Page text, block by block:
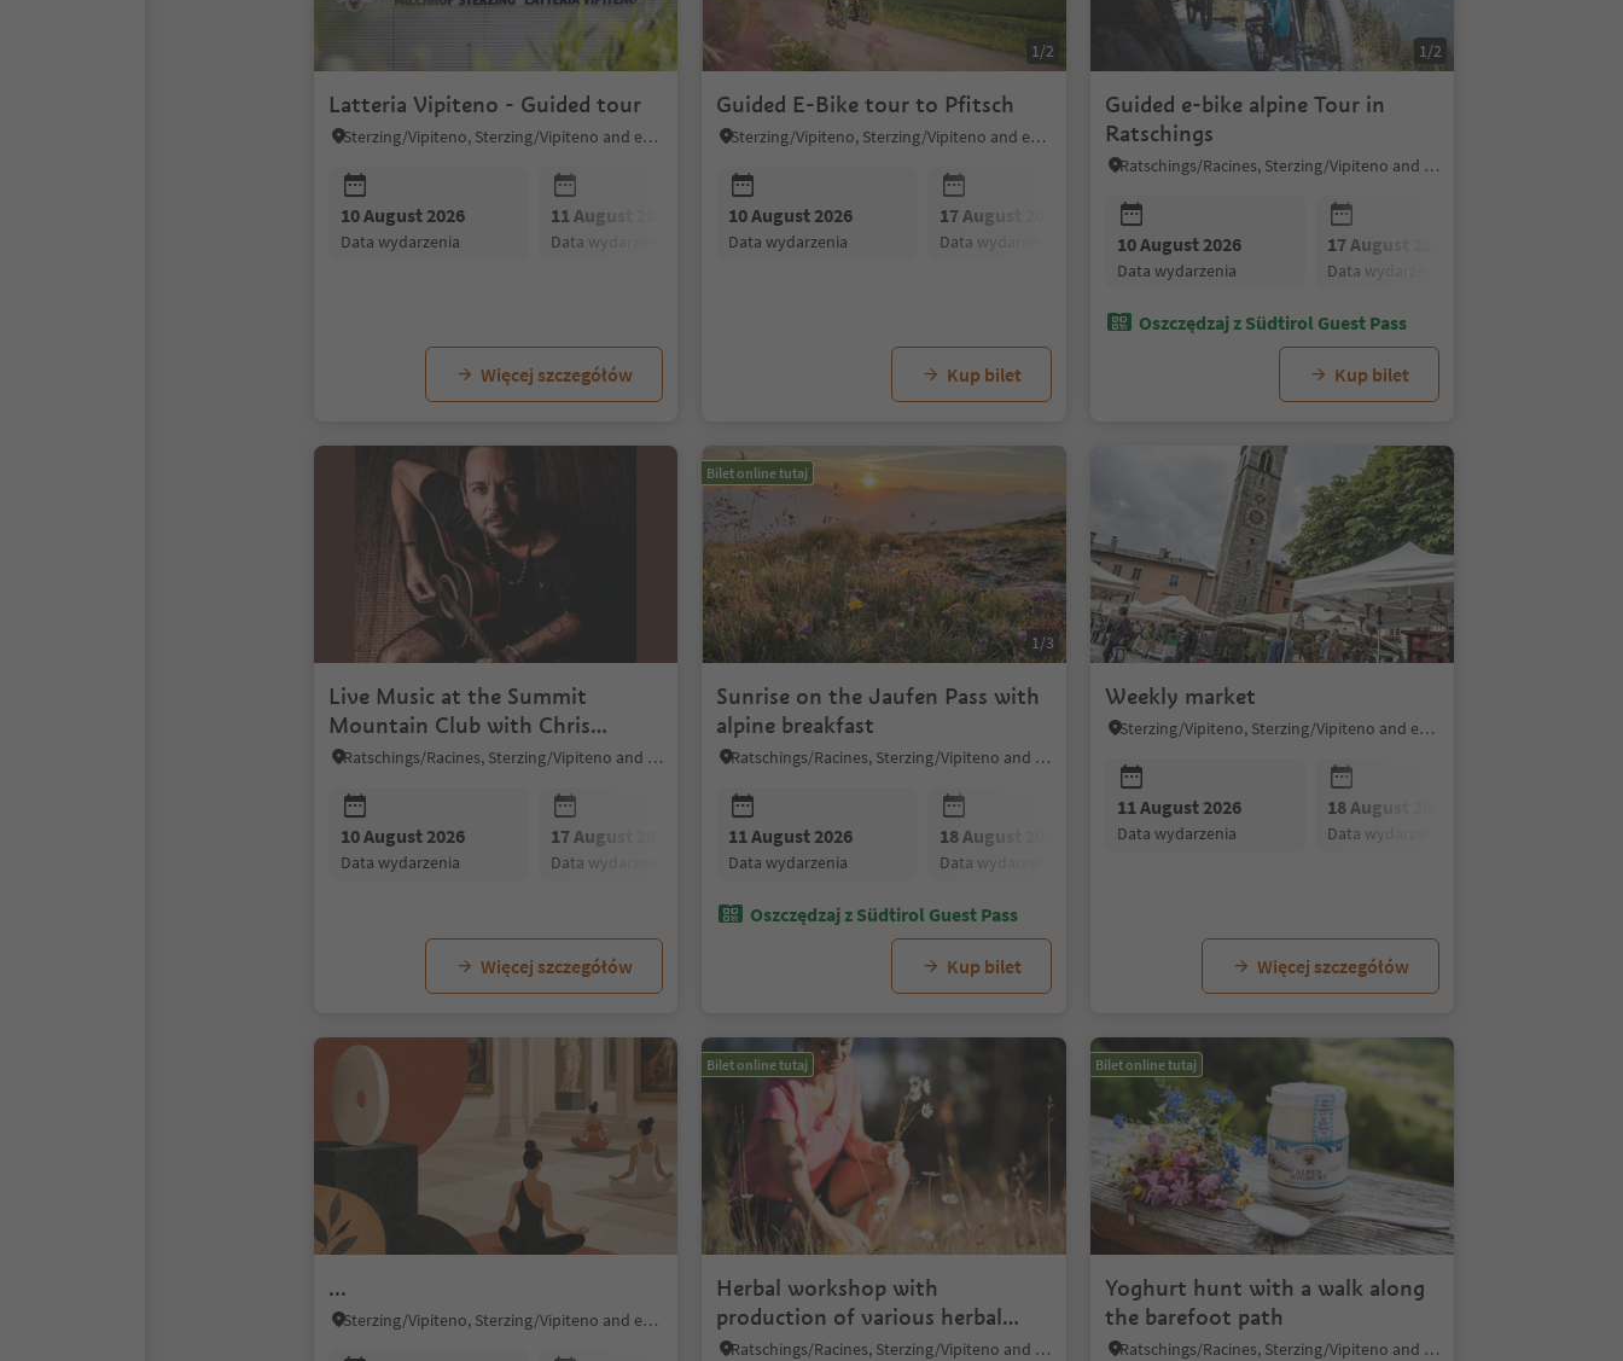
Latteria Vipiteno - Guided tour
Sterzing/Vipiteno, Sterzing/Vipiteno and environs
10 August 2026
data wydarzenia
11 August 2026
data wydarzenia
12 August 2026
data wydarzenia
13 August 2026
data wydarzenia data wydarzenia
Więcej szczegółów
1/2
Guided E-Bike tour to Pfitsch
Sterzing/Vipiteno, Sterzing/Vipiteno and environs
10 August 2026
data wydarzenia
17 August 2026
data wydarzenia data wydarzenia data wydarzenia
Kup bilet
1/2
Guided e-bike alpine Tour in
Ratschings
Ratschings/Racines, Sterzing/Vipiteno and environs
10 August 2026
data wydarzenia
17 August 2026
data wydarzenia
Oszczędzaj z Südtirol Guest Pass
Kup bilet
Live Music at the Summit
Mountain Club with Chris
Krause
Ratschings/Racines, Sterzing/Vipiteno and environs
10 August 2026
data wydarzenia
17 August 2026
data wydarzenia
24 August 2026
data wydarzenia
31 August 2026
data wydarzenia
Więcej szczegółów
Bilet online tutaj
1/3
Sunrise on the Jaufen Pass with
alpine breakfast
Ratschings/Racines, Sterzing/Vipiteno and environs
11 August 2026
data wydarzenia
18 August 2026
data wydarzenia
25 August 2026 01 September 2026
Oszczędzaj z Südtirol Guest Pass
Kup bilet
Weekly market
Sterzing/Vipiteno, Sterzing/Vipiteno and environs
11 August 2026
data wydarzenia
18 August 2026
data wydarzenia
Więcej szczegółów
...
Sterzing/Vipiteno, Sterzing/Vipiteno and environs
Bilet online tutaj
Herbal workshop with
production of various herbal
products
Ratschings/Racines, Sterzing/Vipiteno and environs
Bilet online tutaj
Yoghurt hunt with a walk along
the barefoot path
Ratschings/Racines, Sterzing/Vipiteno and environs